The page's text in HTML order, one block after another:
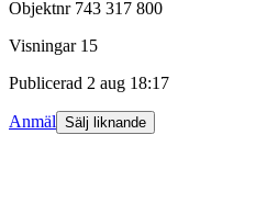
Objektnr 743 317 800
Visningar 15
Publicerad 2 aug 18:17
Anmäl Sälj liknande